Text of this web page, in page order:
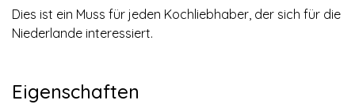
Dies ist ein Muss für jeden Kochliebhaber, der sich für die
Niederlande interessiert.
Eigenschaften